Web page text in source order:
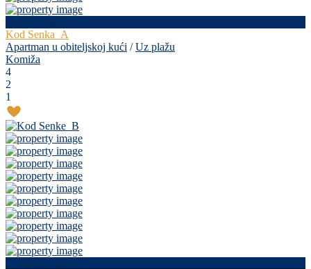
Kod Senka_A
Apartman u obiteljskoj kući /Uz plažu
Komiža
4
2
1